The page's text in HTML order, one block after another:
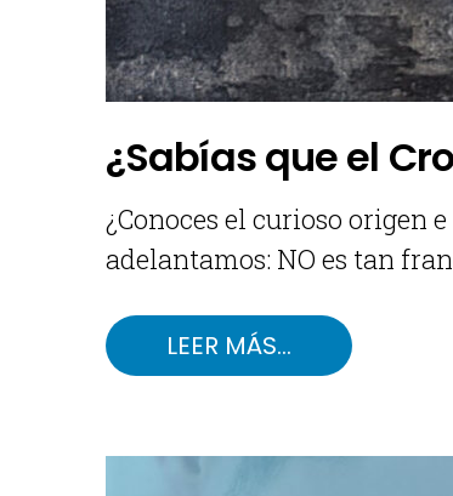
¿Sabías que el
¿Conoces el curioso origen
adelantamos: NO es tan
LEER MÁS…